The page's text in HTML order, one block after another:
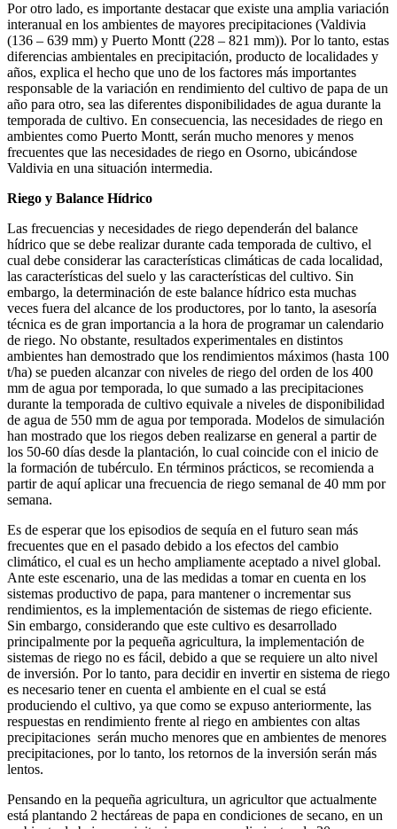
Por otro lado, es importante destacar que existe una amplia variación
interanual en los ambientes de mayores precipitaciones (Valdivia
(136 – 639 mm) y Puerto Montt (228 – 821 mm)). Por lo tanto, estas
diferencias ambientales en precipitación, producto de localidades y
años, explica el hecho que uno de los factores más importantes
responsable de la variación en rendimiento del cultivo de papa de un
año para otro, sea las diferentes disponibilidades de agua durante la
temporada de cultivo. En consecuencia, las necesidades de riego en
ambientes como Puerto Montt, serán mucho menores y menos
frecuentes que las necesidades de riego en Osorno, ubicándose
Valdivia en una situación intermedia.
Riego y Balance Hídrico
Las frecuencias y necesidades de riego dependerán del balance
hídrico que se debe realizar durante cada temporada de cultivo, el
cual debe considerar las características climáticas de cada localidad,
las características del suelo y las características del cultivo. Sin
embargo, la determinación de este balance hídrico esta muchas
veces fuera del alcance de los productores, por lo tanto, la asesoría
técnica es de gran importancia a la hora de programar un calendario
de riego. No obstante, resultados experimentales en distintos
ambientes han demostrado que los rendimientos máximos (hasta 100
t/ha) se pueden alcanzar con niveles de riego del orden de los 400
mm de agua por temporada, lo que sumado a las precipitaciones
durante la temporada de cultivo equivale a niveles de disponibilidad
de agua de 550 mm de agua por temporada. Modelos de simulación
han mostrado que los riegos deben realizarse en general a partir de
los 50-60 días desde la plantación, lo cual coincide con el inicio de
la formación de tubérculo. En términos prácticos, se recomienda a
partir de aquí aplicar una frecuencia de riego semanal de 40 mm por
semana.
Es de esperar que los episodios de sequía en el futuro sean más
frecuentes que en el pasado debido a los efectos del cambio
climático, el cual es un hecho ampliamente aceptado a nivel global.
Ante este escenario, una de las medidas a tomar en cuenta en los
sistemas productivo de papa, para mantener o incrementar sus
rendimientos, es la implementación de sistemas de riego eficiente.
Sin embargo, considerando que este cultivo es desarrollado
principalmente por la pequeña agricultura, la implementación de
sistemas de riego no es fácil, debido a que se requiere un alto nivel
de inversión. Por lo tanto, para decidir en invertir en sistema de riego
es necesario tener en cuenta el ambiente en el cual se está
produciendo el cultivo, ya que como se expuso anteriormente, las
respuestas en rendimiento frente al riego en ambientes con altas
precipitaciones serán mucho menores que en ambientes de menores
precipitaciones, por lo tanto, los retornos de la inversión serán más
lentos.
Pensando en la pequeña agricultura, un agricultor que actualmente
está plantando 2 hectáreas de papa en condiciones de secano, en un